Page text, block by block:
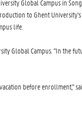
Global Campus in
to Ghent
life.
Global Campus. "In the
before enrollment,"